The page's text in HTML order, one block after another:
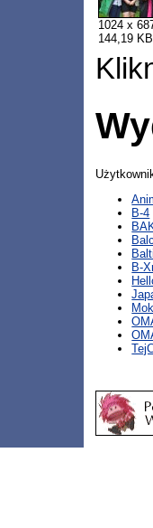
1024 x
144,19 KB
B-4
B-